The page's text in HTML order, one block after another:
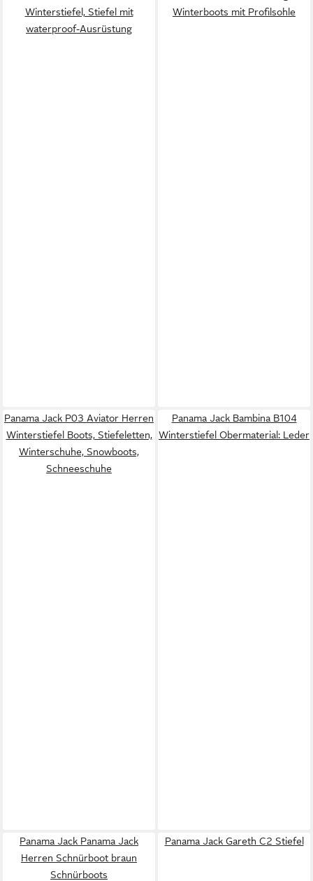
Winterstiefel, Stiefel mit
waterproof-Ausrüstung
Winterboots mit Profilsohle
Panama Jack P03 Aviator Herren
Winterstiefel Boots, Stiefeletten,
Winterschuhe, Snowboots,
Schneeschuhe
Panama Jack Bambina B104
Winterstiefel Obermaterial: Leder
Panama Jack Panama Jack
Herren Schnürboot braun
Schnürboots
Panama Jack Gareth C2 Stiefel